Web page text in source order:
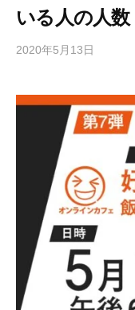
いる人の人数
2020年5月13日
d
i
o
r
2